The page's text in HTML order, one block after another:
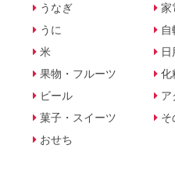
うなぎ
うに
米
果物・フルーツ
ビール
菓子・スイーツ
おせち
家
自
日
化
ア
そ